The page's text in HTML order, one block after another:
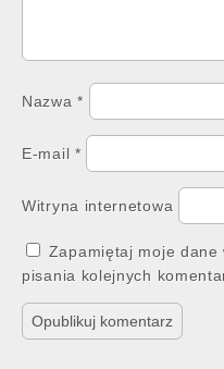
Nazwa*
E-mail *
Witryna internetowa
Zapamiętaj moje
pisania kolejnych